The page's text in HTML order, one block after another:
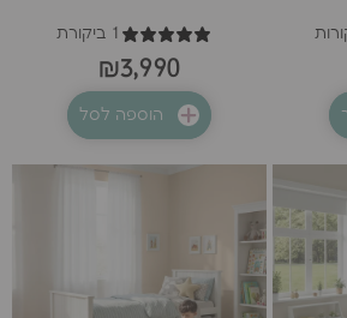
1 ביקורת
₪3,990
הוספה לסל